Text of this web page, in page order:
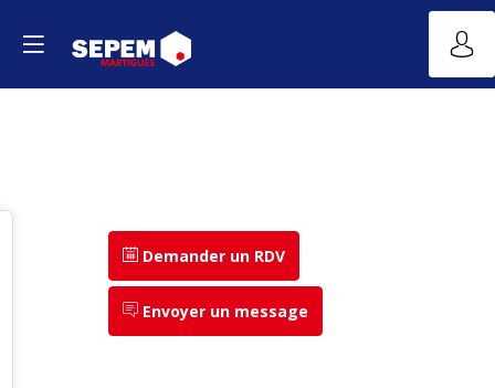
Demander un RDV
Envoyer un message